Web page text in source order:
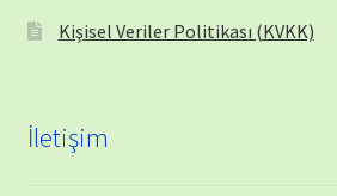
Kişisel Veriler Politikası (KVKK)
İletişim